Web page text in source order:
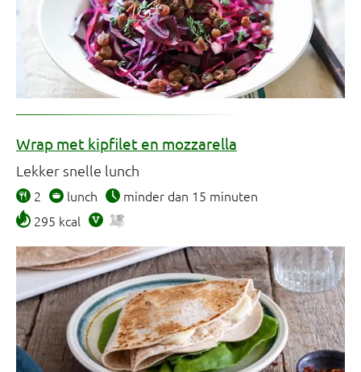
Wrap met kipfilet en mozzarella
Lekker snelle lunch
2 lunch
minder dan 15 minuten
295 kcal